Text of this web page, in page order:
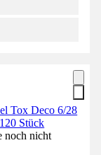
Tox Deco 6/28
Stück
noch nicht